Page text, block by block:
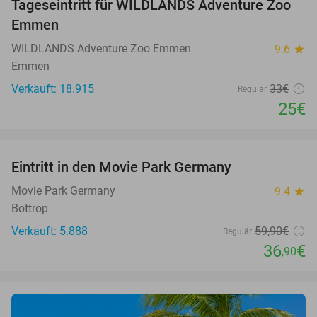
24%
Tageseintritt für WILDLANDS Adventure Zoo
Emmen
WILDLANDS Adventure Zoo Emmen 9.6 star
Emmen
Verkauft: 18.915
Regulär 33€
25€
Eintritt in den Movie Park Germany
Movie Park Germany 9.4 star
Bottrop
Verkauft: 5.888
Regulär 59,90€
36,90€